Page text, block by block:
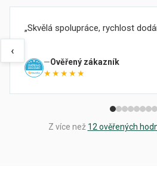
‹
Skvělá spolupráce, rychlost
Ověřený zákazník
★★★★★
Z více než 12 ověřených